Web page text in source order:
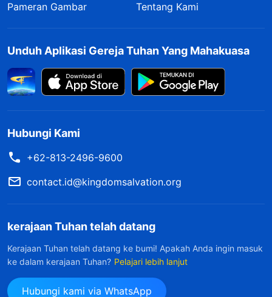
Pameran Gambar
Tentang Kami
Unduh Aplikasi Gereja Tuhan Yang Mahakuasa
Hubungi Kami
+62-813-2496-9600
contact.id@kingdomsalvation.org
kerajaan Tuhan telah datang
Kerajaan Tuhan telah datang ke bumi! Apakah Anda ingin masuk
ke dalam kerajaan Tuhan? Pelajari lebih lanjut
Hubungi kami via WhatsApp
Berkat Tuhan telah datang kepadamu.
Klik tombol untuk menghubungi kami,